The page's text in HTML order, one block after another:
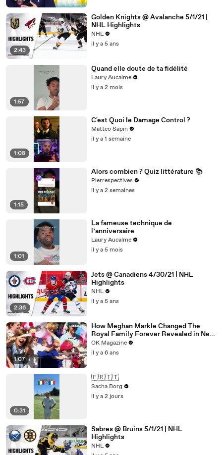
2:43
Golden Knights @ Avalanche 5/1/21 |
NHL Highlights
NHL
il y a 5 ans
1:57
Quand elle doute de ta fidélité
Laury Aucalme
il y a 2 mois
1:08
C'est Quoi le Damage Control ?
Matteo Sapin
il y a 1 semaine
1:15
Alors combien ? Quiz littérature 📚
Pierrespectives
il y a 2 semaines
1:01
La fameuse technique de
l’anniversaire
Laury Aucalme
il y a 5 mois
2:36
Jets @ Canadiens 4/30/21 | NHL
Highlights
NHL
il y a 5 ans
1:07
How Meghan Markle Changed The
Royal Family Forever Revealed in New
REELZ Doc
OK Magazine
il y a 6 ans
0:31
🇫🇷🇮🇹
Sacha Borg
il y a 2 jours
Sabres @ Bruins 5/1/21 | NHL
Highlights
NHL